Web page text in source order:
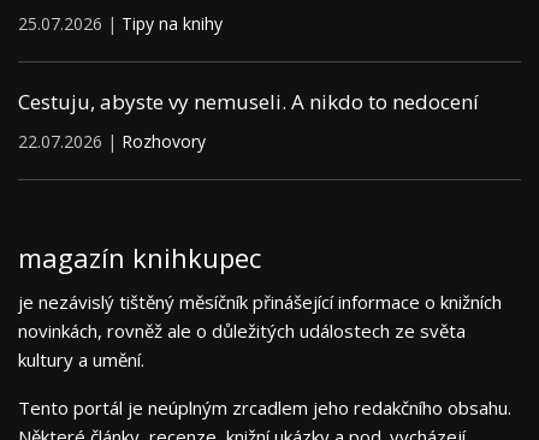
25.07.2026 | Tipy na knihy
Cestuju, abyste vy nemuseli. A nikdo to nedocení
22.07.2026 | Rozhovory
magazín knihkupec
je nezávislý tištěný měsíčník přinášející informace o knižních
novinkách, rovněž ale o důležitých událostech ze světa
kultury a umění.
Tento portál je neúplným zrcadlem jeho redakčního obsahu.